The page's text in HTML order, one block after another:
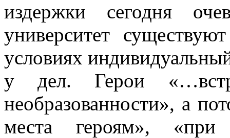
издержки сегодня
университет
условиях
у дел. Герои
необразованности», а
места героям», «при